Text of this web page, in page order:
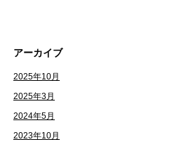
アーカイブ
2025年10月
2025年3月
2024年5月
2023年10月